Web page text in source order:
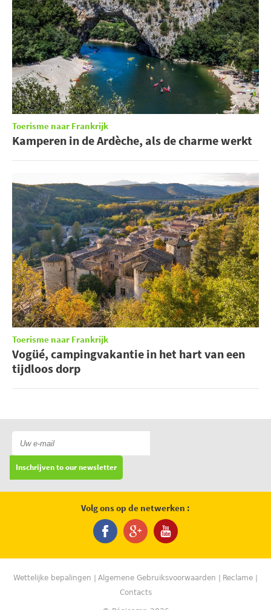
Toerisme naar Frankrijk
Kamperen in de Ardèche, als de charme werkt
Toerisme naar Frankrijk
Vogüé, campingvakantie in het hart van een
tijdloos dorp
Inschrijven to our newsletter
Volg ons op de netwerken :
Wettelijke bepalingen Algemene Gebruiksvoorwaarden
Reclame
Contacts